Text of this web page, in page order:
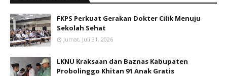
FKPS Perkuat Gerakan Dokter Cilik Menuju
Sekolah Sehat
Jumat, Juli 31, 2026
LKNU Kraksaan dan Baznas Kabupaten
Probolinggo Khitan 91 Anak Gratis